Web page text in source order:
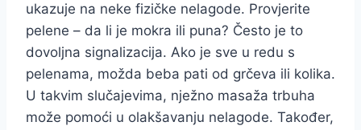
ukazuje na neke fizičke nelagode. Provjerite
pelene – da li je mokra ili puna? Često je to
dovoljna signalizacija. Ako je sve u redu s
pelenama, možda beba pati od grčeva ili kolika.
U takvim slučajevima, nježno masaža trbuha
može pomoći u olakšavanju nelagode. Također,